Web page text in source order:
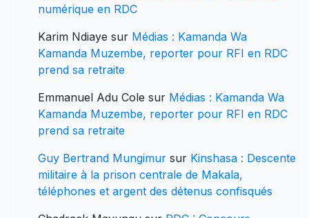
numérique en RDC
Karim Ndiaye sur Médias : Kamanda Wa
Kamanda Muzembe, reporter pour RFI en RDC
prend sa retraite
Emmanuel Adu Cole sur Médias : Kamanda Wa
Kamanda Muzembe, reporter pour RFI en RDC
prend sa retraite
Guy Bertrand Mungimur sur Kinshasa : Descente
militaire à la prison centrale de Makala,
téléphones et argent des détenus confisqués